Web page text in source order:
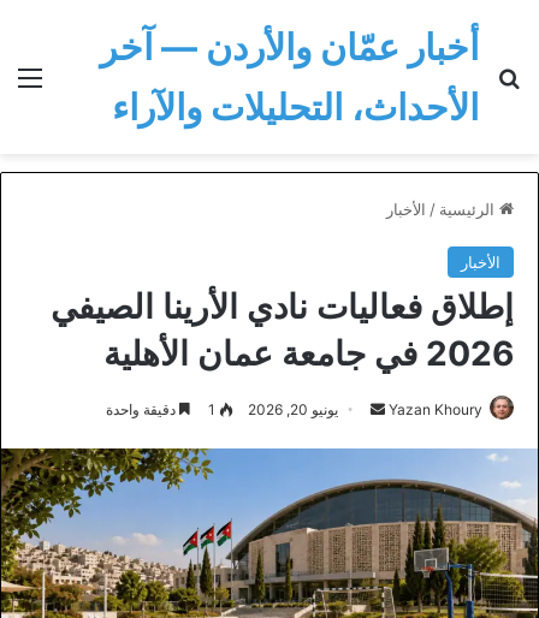
أخبار عمّان والأردن — آخر
الأحداث، التحليلات والآراء
الرئيسية / الأخبار
الأخبار
إطلاق فعاليات نادي الأرينا الصيفي
2026 في جامعة عمان الأهلية
Yazan Khoury
أرسل يونيو 20, 2026 1 دقيقة واحدة